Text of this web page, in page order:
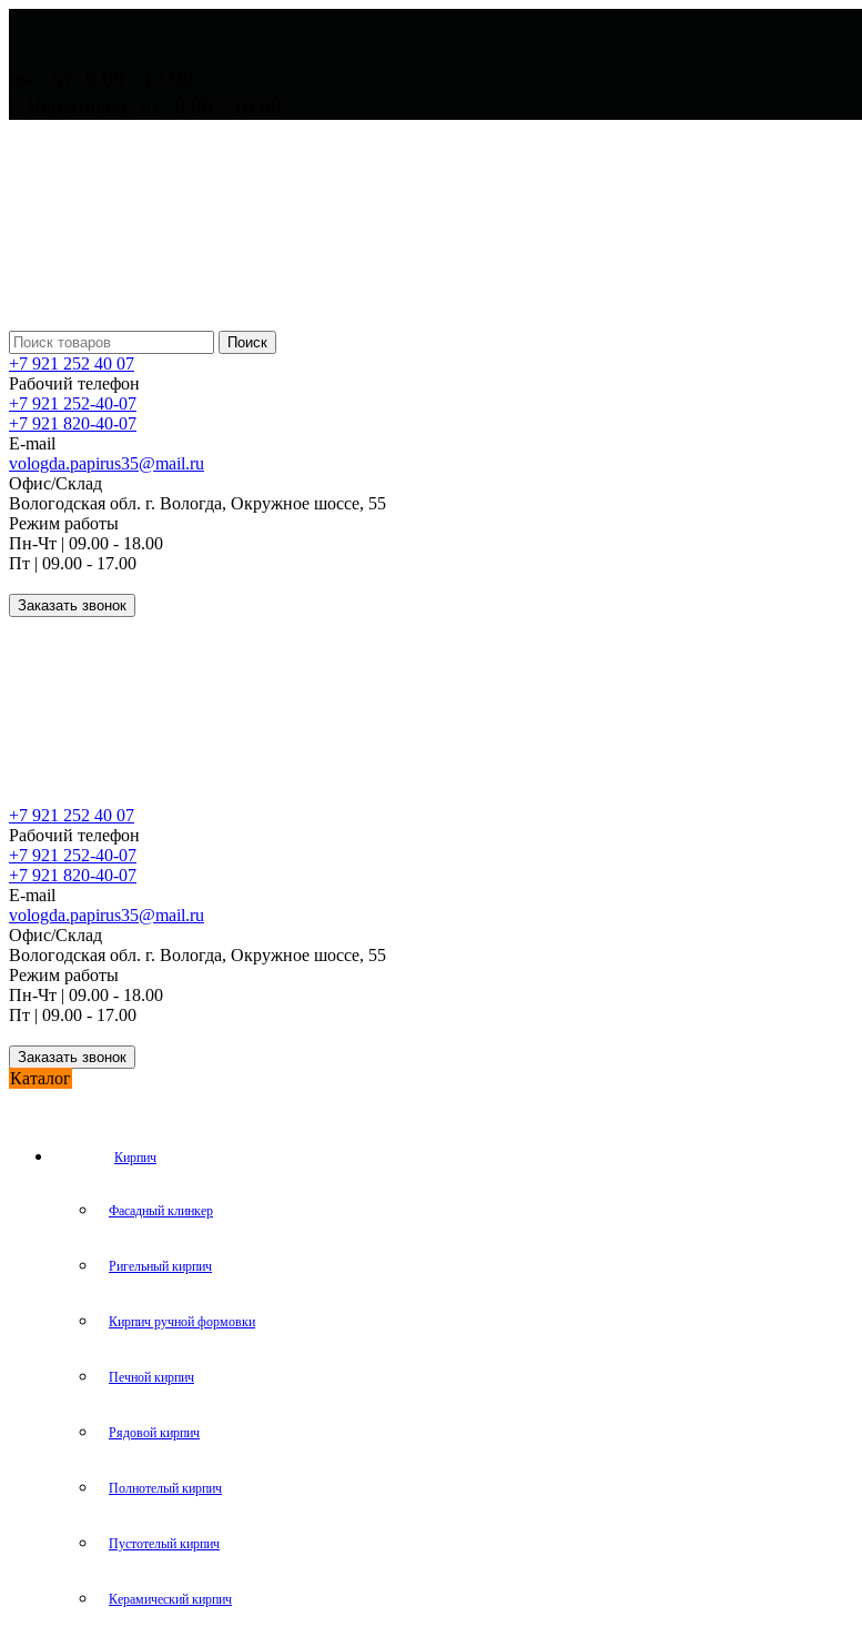
Поиск
+7 921 252 40 07
Рабочий телефон
+7 921 252-40-07
+7 921 820-40-07
E-mail
vologda.papirus35@mail.ru
Офис/Склад
Вологодская обл. г. Вологда, Окружное шоссе, 55
Режим работы
Пн-Чт | 09.00 - 18.00
Пт | 09.00 - 17.00
Заказать звонок
+7 921 252 40 07
Рабочий телефон
+7 921 252-40-07
+7 921 820-40-07
E-mail
vologda.papirus35@mail.ru
Офис/Склад
Вологодская обл. г. Вологда, Окружное шоссе, 55
Режим работы
Пн-Чт | 09.00 - 18.00
Пт | 09.00 - 17.00
Заказать звонок
Каталог
Кирпич
Фасадный клинкер
Ригельный кирпич
Кирпич ручной формовки
Печной кирпич
Рядовой кирпич
Полнотелый кирпич
Пустотелый кирпич
Керамический кирпич